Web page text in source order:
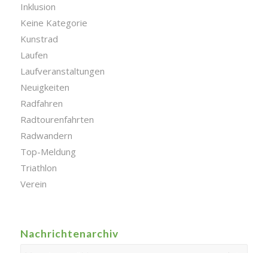
Inklusion
Keine Kategorie
Kunstrad
Laufen
Laufveranstaltungen
Neuigkeiten
Radfahren
Radtourenfahrten
Radwandern
Top-Meldung
Triathlon
Verein
Nachrichtenarchiv